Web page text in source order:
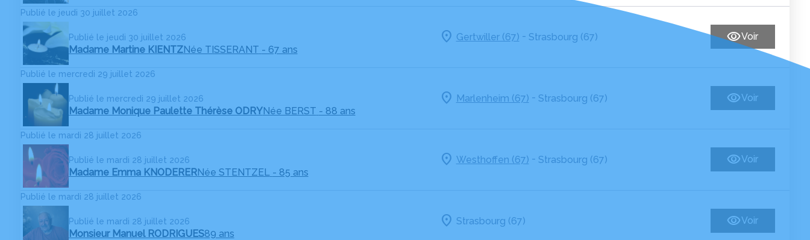
Publié le jeudi 30 juillet 2026
Publié le jeudi 30 juillet 2026
Madame Martine KIENTZNée TISSERANT - 67 ans
Gertwiller (67) - Strasbourg (67) Voir
Publié le mercredi 29 juillet 2026
Publié le mercredi 29 juillet 2026
Madame Monique Paulette Thérèse ODRYNée BERST - 88 ans
Marlenheim (67) - Strasbourg (67) Voir
Publié le mardi 28 juillet 2026
Publié le mardi 28 juillet 2026
Madame Emma KNODERERNée STENTZEL - 85 ans
Westhoffen (67) - Strasbourg (67) Voir
Publié le mardi 28 juillet 2026
Publié le mardi 28 juillet 2026
Monsieur Manuel RODRIGUES89 ans
Strasbourg (67) Voir